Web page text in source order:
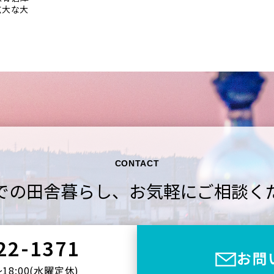
な大
CONTACT
の田舎暮らし、 お気軽にご相談く
1371
⽔曜定休)
お問